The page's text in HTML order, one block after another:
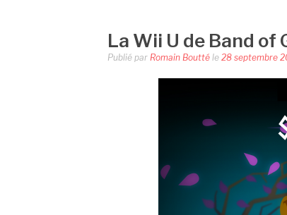
La Wii U de Band of
Publié par Romain Boutté le 28 septembre